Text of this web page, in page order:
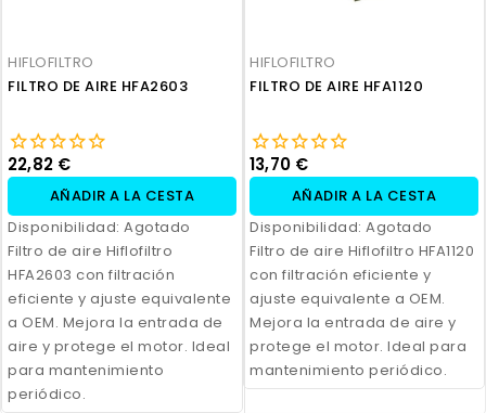
HIFLOFILTRO
FILTRO DE AIRE HFA2603
22,82 €
AÑADIR A LA CESTA
Disponibilidad: Agotado
Filtro de aire Hiflofiltro
HFA2603 con filtración
eficiente y ajuste equivalente
a OEM. Mejora la entrada de
aire y protege el motor. Ideal
para mantenimiento
periódico.
HIFLOFILTRO
FILTRO DE AIRE HFA1120
13,70 €
AÑADIR A LA CESTA
Disponibilidad: Agotado
Filtro de aire Hiflofiltro HFA1120
con filtración eficiente y
ajuste equivalente a OEM.
Mejora la entrada de aire y
protege el motor. Ideal para
mantenimiento periódico.